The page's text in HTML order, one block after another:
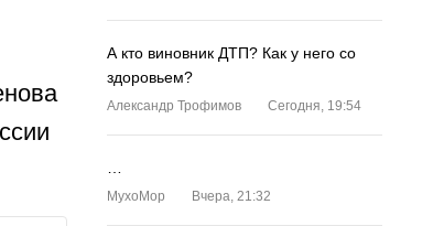
А кто виновник ДТП? Как у него со
здоровьем?
Александр Трофимов Сегодня, 19:54
MyxoMop Вчера, 21:32